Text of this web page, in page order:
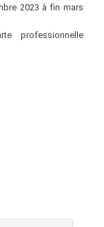
2023 à fin mars
professionnelle